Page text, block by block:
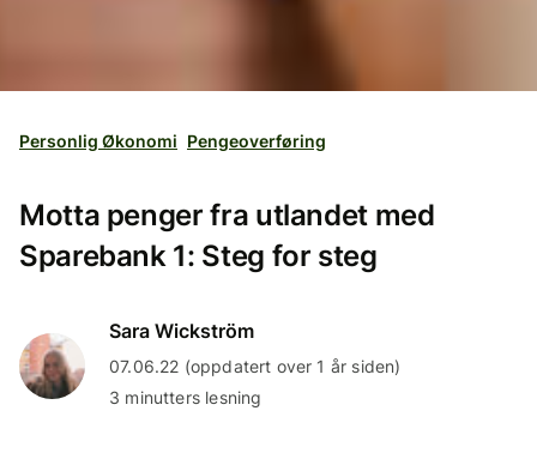
Personlig Økonomi Pengeoverføring
Motta penger fra utlandet med
Sparebank 1: Steg for steg
Sara Wickström
07.06.22 (oppdatert over 1 år siden)
3 minutters lesning